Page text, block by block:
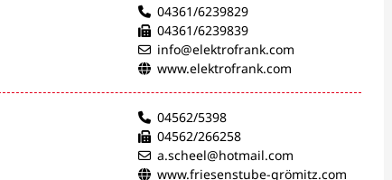
04361/6239829
04361/6239839
info@elektrofrank.com
www.elektrofrank.com
04562/5398
04562/266258
a.scheel@hotmail.com
www.friesenstube-grömitz.com